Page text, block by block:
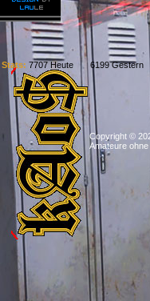
Stats: 7707 Heute 6199
Copyright ©
Amateure